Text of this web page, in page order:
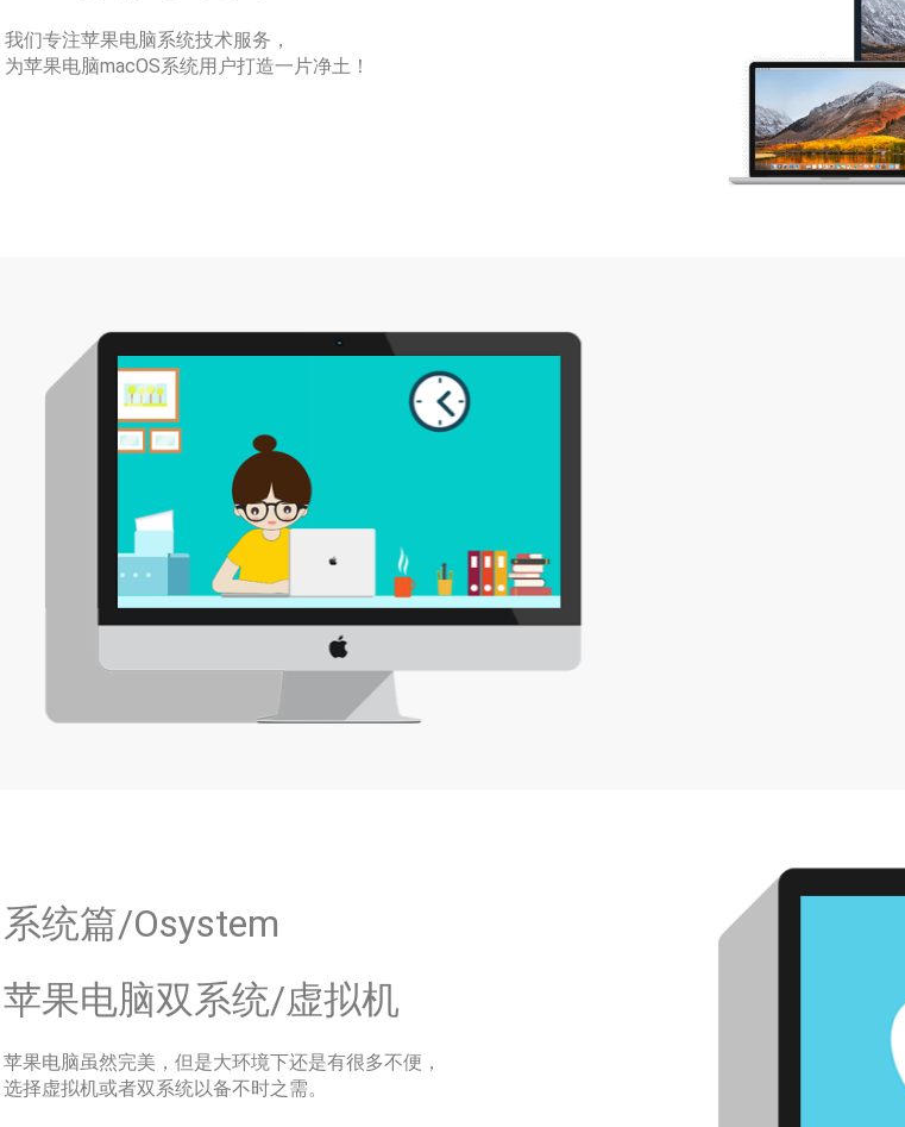
我们专注苹果电脑系统技术服务，
为苹果电脑macOS系统用户打造一片净土！
系统篇/Osystem
苹果电脑双系统/虚拟机
苹果电脑虽然完美，但是大环境下还是有很多不便，
选择虚拟机或者双系统以备不时之需。